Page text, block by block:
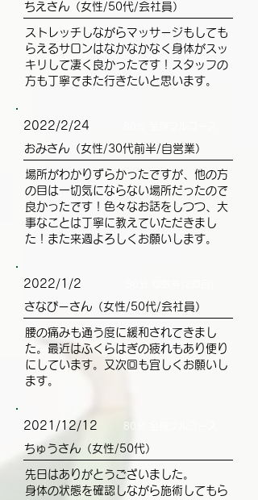
ちえさん（女性/50代/会社員）
ストレッチしながらマッサージもしても
らえるサロンはなかなかなく身体がスッ
キリして凄く良かったです！スタッフの
方も丁寧でまた行きたいと思います。
2022/2/24
おみさん（女性/30代前半/自営業）
場所がわかりずらかったですが、他の方
の目は一切気にならない場所だったので
良かったです！色々なお話をしつつ、大
事なことは丁寧に教えていただきまし
た！また来週よろしくお願いします。
2022/1/2
さなぴーさん（女性/50代/会社員）
腰の痛みも通う度に緩和されてきまし
た。最近はふくらはぎの疲れもあり便り
にしています。又次回も宜しくお願いし
ます。
2021/12/12 80分 全身フルコース
ちゅうさん（女性/50代）
先日はありがとうございました。
身体の状態を確認しながら施術してもら